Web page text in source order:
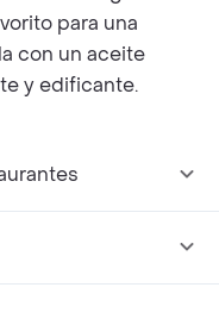
para una
con un aceite
y edificante.